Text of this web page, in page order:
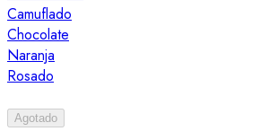
Camuflado
Chocolate
Naranja
Rosado
Agotado